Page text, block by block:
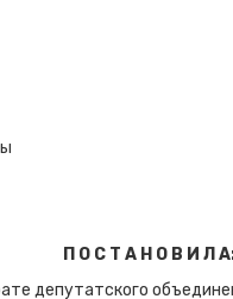
П О С Т А Н О В И Л
депутатского